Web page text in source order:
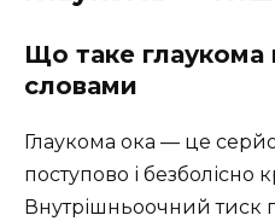
Що таке глаукома
словами
Глаукома ока — це
поступово і безболісно
Внутрішньоочний тиск